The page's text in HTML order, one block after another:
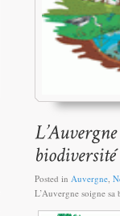
Posted in Auvergne,
L’Auvergne soigne sa